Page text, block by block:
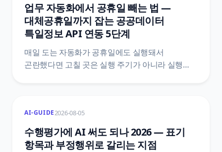
업무 자동화에서 공휴일 빼는 법 —
대체공휴일까지 잡는 공공데이터
특일정보 API 연동 5단계
매일 도는 자동화가 공휴일에도 실행돼서
곤란했다면 고칠 곳은 실행 주기가 아니라 실행
틀리는지, 공식 문서끼리 어긋나는 지점은
어디인지까지 원문을 근거로 정리했어요.
AI-GUIDE2026-08-05
수행평가에 AI 써도 되나 2026 — 표기
항목과 부정행위로 갈리는 지점